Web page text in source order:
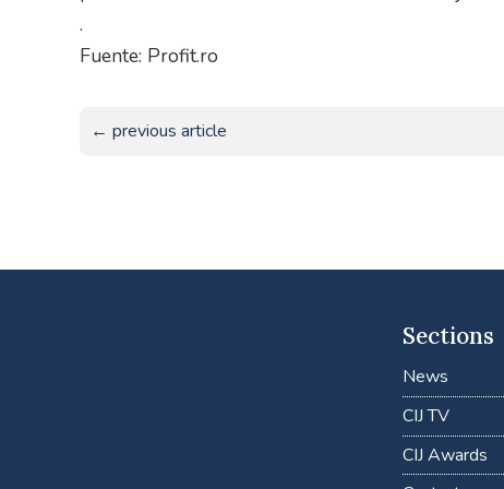
.
Fuente: Profit.ro
← previous article
Sections
News
CIJ TV
CIJ Awards